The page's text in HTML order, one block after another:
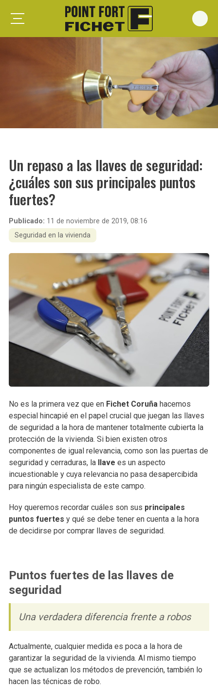
Foxeo HiS
Forges G375
Spheris Xp
Forstyl
Duo G071
Un repaso a las llaves de seguridad:
¿cuáles son sus principales puntos
fuertes?
Publicado: 11 de noviembre de 2019, 08:16
Seguridad en la vivienda
No es la primera vez que en Fichet Coruñahacemos
especial hincapié en el papel crucial que juegan las llaves
de seguridad a la hora de mantener totalmente cubierta la
protección de la vivienda. Si bien existen otros
componentes de igual relevancia, como son las puertas de
seguridad y cerraduras, la
llave es un aspecto
incuestionable y cuya relevancia no pasa desapercibida
para ningún especialista de este campo.
Hoy queremos recordar cuáles son sus principales
puntos fuertes y qué se debe tener en cuenta a la hora
de decidirse por comprar llaves de seguridad.
Puntos fuertes de las llaves de
seguridad
Una verdadera diferencia frente a robos
Actualmente, cualquier medida es poca a la hora de
garantizar la seguridad de la vivienda. Al mismo tiempo
que se actualizan los métodos de prevención, también lo
hacen las técnicas de robo.